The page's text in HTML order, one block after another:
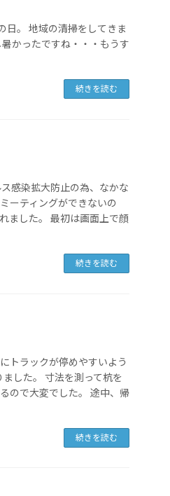
。 地域の清掃をしてきま
かったですね・・・もうす
続きを読む
感染拡大防止の為、なかな
ーティングができないの
ました。 最初は画面上で顔
続きを読む
トラックが停めやすいよう
した。 寸法を測って杭を
ので大変でした。 途中、帰
続きを読む